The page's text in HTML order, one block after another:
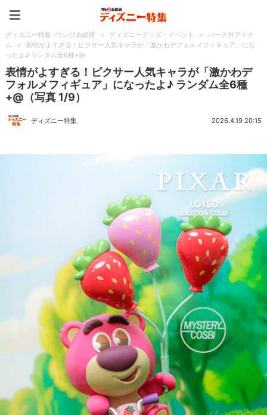
ディズニー特集 -ウレぴあ総研 > ディズニーグッズ・イベント >
パーク外アイテ
ム
>
表情がよすぎる！ピクサー人気キャラが「激かわデフォルメフィギュア」にな
ったよ♪ ランダム全6種+@
表情がよすぎる！ピクサー人気キャラが「激かわデ
フォルメフィギュア」になったよ♪ ランダム全6種
+@（写真 1/9）
ディズニー特集 2026.4.19 20:15